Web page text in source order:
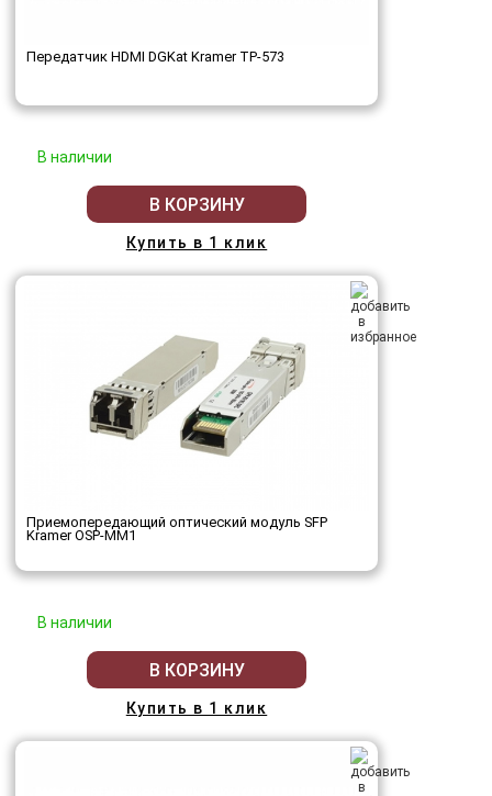
Передатчик HDMI DGKat Kramer TP-573
В наличии
В КОРЗИНУ
Купить в 1 клик
Приемопередающий оптический модуль SFP
Kramer OSP-MM1
В наличии
В КОРЗИНУ
Купить в 1 клик